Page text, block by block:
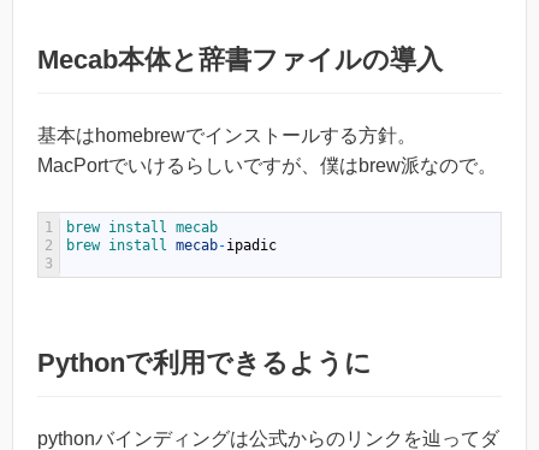
Mecab本体と辞書ファイルの導入
基本はhomebrewでインストールする方針。
MacPortでいけるらしいですが、僕はbrew派なので。
1
2
3
brew install mecab
brew install mecab-ipadic
Pythonで利用できるように
pythonバインディングは公式からのリンクを辿ってダ